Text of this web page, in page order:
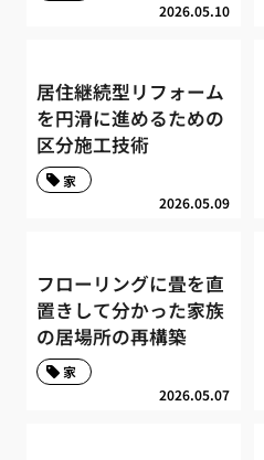
2026.05.10
居住継続型リフォーム
を円滑に進めるための
区分施工技術
2026.05.09
家
フローリングに畳を直
置きして分かった家族
の居場所の再構築
2026.05.07
家